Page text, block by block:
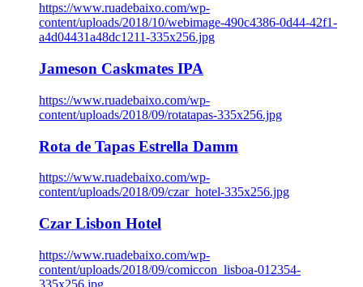
https://www.ruadebaixo.com/wp-
content/uploads/2018/10/webimage-490c4386-0d44-42f1-
a4d04431a48dc1211-335x256.jpg
Jameson Caskmates IPA
https://www.ruadebaixo.com/wp-
content/uploads/2018/09/rotatapas-335x256.jpg
Rota de Tapas Estrella Damm
https://www.ruadebaixo.com/wp-
content/uploads/2018/09/czar_hotel-335x256.jpg
Czar Lisbon Hotel
https://www.ruadebaixo.com/wp-
content/uploads/2018/09/comiccon_lisboa-012354-
335x256.jpg